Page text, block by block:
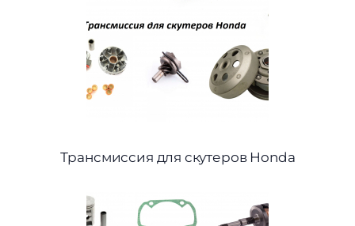
Трансмиссия для скутеров Honda